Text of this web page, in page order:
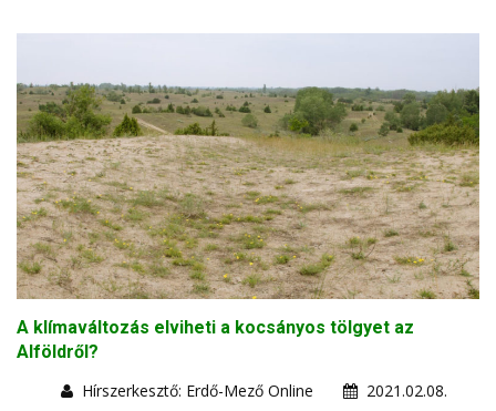
A klímaváltozás elviheti a kocsányos tölgyet az
Alföldről?
Hírszerkesztő: Erdő-Mező Online
2021.02.08.